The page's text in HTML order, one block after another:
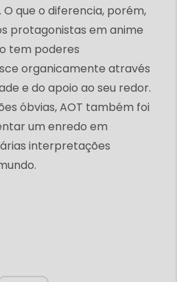
O que o diferencia, porém,
protagonistas em anime
tem poderes
organicamente através
e do apoio ao seu redor.
óbvias, AOT também foi
um enredo em
interpretações